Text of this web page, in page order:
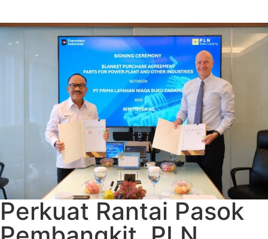
Perkuat Rantai Pasok